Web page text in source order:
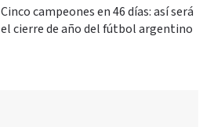
Cinco campeones en 46 días: así será
el cierre de año del fútbol argentino